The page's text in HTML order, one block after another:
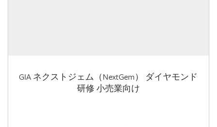
GIA ネクストジェム（NextGem） ダイヤモンド
研修 小売業向け